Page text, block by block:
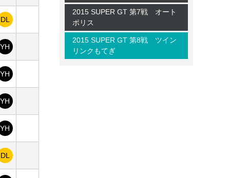
DL
YH
YH
YH
YH
DL
2015 SUPER GT 第7戦 オート
ポリス
2015 SUPER GT 第8戦 ツイン
リンクもてぎ